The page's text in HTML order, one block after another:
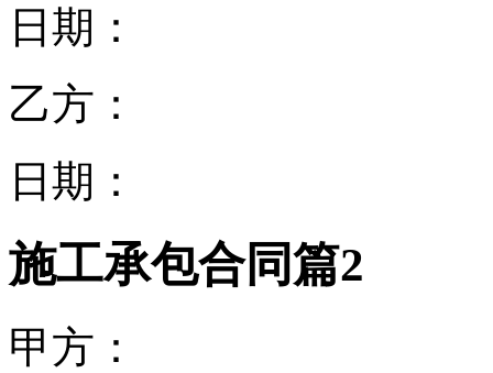
日期：
乙方：
日期：
施工承包合同篇2
甲方：